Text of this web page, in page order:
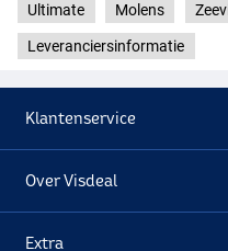
Ultimate Molens
Leveranciersinformatie
Klantenservice
Over Visdeal
Extra